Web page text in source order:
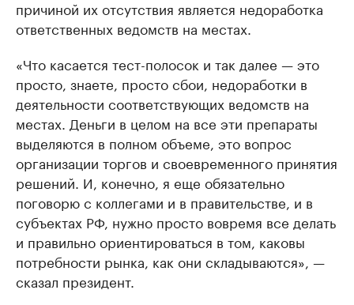
причиной их отсутствия является недоработка
ответственных ведомств на местах.
«Что касается тест-полосок и так далее — это
просто, знаете, просто сбои, недоработки в
деятельности соответствующих ведомств на
местах. Деньги в целом на все эти препараты
выделяются в полном объеме, это вопрос
организации торгов и своевременного принятия
решений. И, конечно, я еще обязательно
поговорю с коллегами и в правительстве, и в
субъектах РФ, нужно просто вовремя все делать
и правильно ориентироваться в том, каковы
потребности рынка, как они складываются», —
сказал президент.